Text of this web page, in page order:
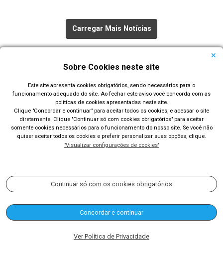
Carregar Mais Notícias
Sobre Cookies neste site
Este site apresenta cookies obrigatórios, sendo necessários para o
funcionamento adequado do site. Ao fechar este aviso você concorda com as
políticas de cookies apresentadas neste site.
Clique "Concordar e continuar" para aceitar todos os cookies, e acessar o site
diretamente. Clique "Continuar só com cookies obrigatórios" para aceitar
somente cookies necessários para o funcionamento do nosso site. Se você não
quiser aceitar todos os cookies e preferir personalizar suas opções, clique.
"Visualizar configurações de cookies"
Continuar só com os cookies obrigatórios
Concordar e continuar
Ver Política de Privacidade
Prefeitura Municipal de Rio Grande
Largo Engenheiro João Fernandes Moreira - Centro - Rio
(53) 3233-8400
contato@riogrande.rs.gov.br